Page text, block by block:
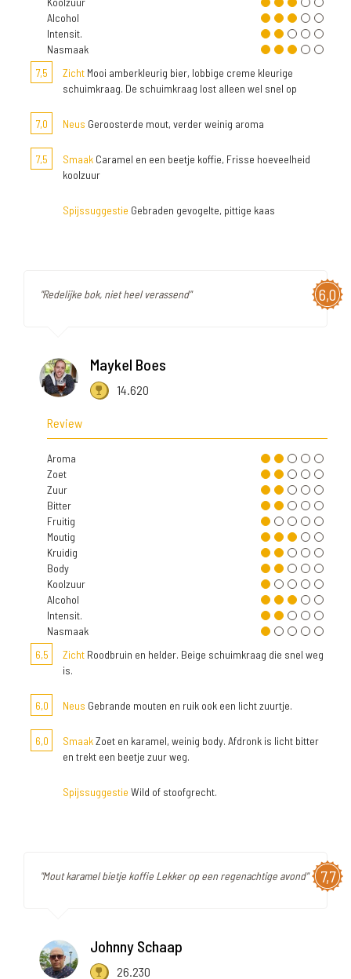
Alcohol
Intensit.
Nasmaak
7,5
Zicht Mooi amberkleurig bier, lobbige creme kleurige
schuimkraag. De schuimkraag lost alleen wel snel op
7,0 Neus Geroosterde mout, verder weinig aroma
7,5 Smaak Caramel en een beetje koffie, Frisse hoeveelheid
koolzuur
Spijssuggestie Gebraden gevogelte, pittige kaas
6,0
"Redelijke bok, niet heel verassend"
Maykel Boes
14.620
Review
Aroma
Zoet
Zuur
Bitter
Fruitig
Moutig
Kruidig
Body
Koolzuur
Alcohol
Intensit.
Nasmaak
6,5
Zicht Roodbruin en helder. Beige schuimkraag die snel weg
is.
6,0 Neus Gebrande mouten en ruik ook een licht zuurtje.
6,0 SmaakZoet en karamel, weinig body. Afdronk is licht bitter
en trekt een beetje zuur weg.
Spijssuggestie Wild of stoofgrecht.
7,7
"Mout karamel bietje koffie Lekker op een regenachtige avond"
Johnny Schaap
26.230